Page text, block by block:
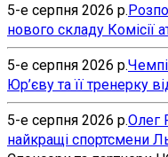
5-е серпня 2026 р.
нового складу Комісії
5-е серпня 2026 р.
Юр’єву та її тренерку
5-е серпня 2026 р.Олег
найкращі спортсмени